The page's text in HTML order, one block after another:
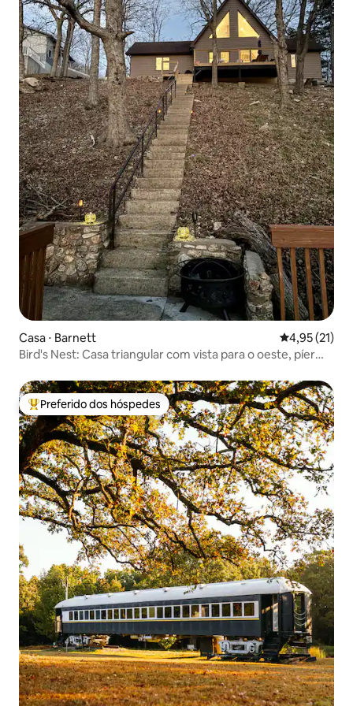
Casa ⋅ Barnett 4,95 de uma
4,95 (21)
Bird's Nest: Casa triangular com vista para o oeste, píer
Entre os melhores preferidos dos hóspedes
Preferido dos hóspedes